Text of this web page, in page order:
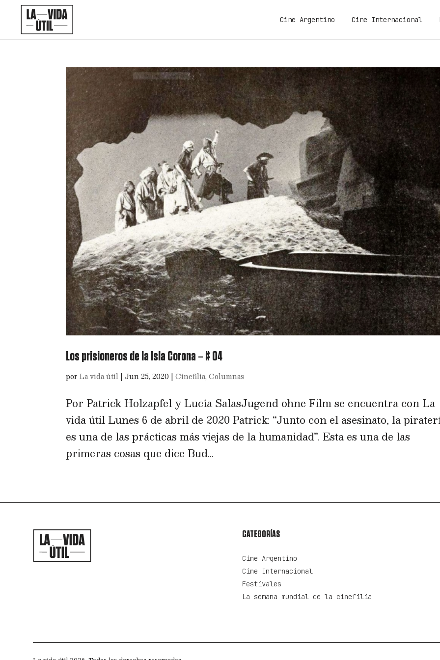
Cine Argentino Cine Internacional
Los prisioneros de la Isla Corona – # 04
porLa vida útil |Jun 25, 2020 |Cinefilia,Columnas
Por Patrick Holzapfel y Lucía SalasJugend ohne Film se encuentra con La
vida útil Lunes 6 de abril de 2020 Patrick: “Junto con el asesinato, la
es una de las prácticas más viejas de la humanidad”. Esta es una de las
primeras cosas que dice Bud...
CATEGORÍAS
Cine Argentino
Cine Internacional
Festivales
La semana mundial de la cinefilia